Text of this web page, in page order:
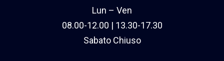
Lun – Ven
08.00-12.00 | 13.30-17.30
Sabato Chiuso